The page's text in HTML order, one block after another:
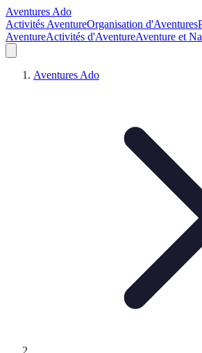
Aventures Ado
Activités AventureOrganisation d'Aventures
AventureActivités d'AventureAventure et
Aventures Ado